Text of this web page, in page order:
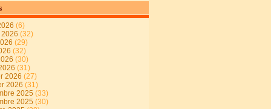
(6)
(32)
(29)
(32)
(30)
(31)
2026 (27)
2026 (31)
2025 (33)
2025 (30)